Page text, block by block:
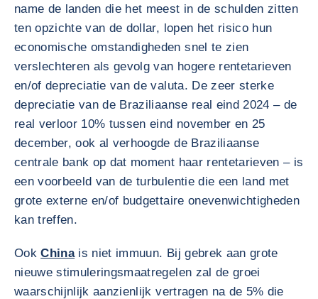
name de landen die het meest in de schulden zitten
ten opzichte van de dollar, lopen het risico hun
economische omstandigheden snel te zien
verslechteren als gevolg van hogere rentetarieven
en/of depreciatie van de valuta. De zeer sterke
depreciatie van de Braziliaanse real eind 2024 – de
real verloor 10% tussen eind november en 25
december, ook al verhoogde de Braziliaanse
centrale bank op dat moment haar rentetarieven – is
een voorbeeld van de turbulentie die een land met
grote externe en/of budgettaire onevenwichtigheden
kan treffen.
OokChinais niet immuun. Bij gebrek aan grote
nieuwe stimuleringsmaatregelen zal de groei
waarschijnlijk aanzienlijk vertragen na de 5% die